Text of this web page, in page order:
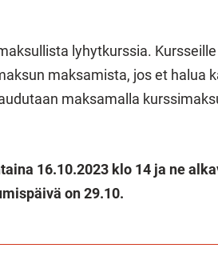
lyhytkurssia. Kursseille
maksamista, jos et halua
maksamalla
16.10.2023 klo 14 ja ne
on 29.10.